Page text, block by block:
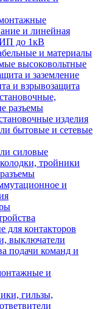
и линейная
до 1кВ
и материалы
высоковольтные
и заземление
и взрывозащита
разъемы
изделия
бытовые и сетевые
силовые
тройники
и
для контакторов
выключатели
подачи команд и
и
гильзы,